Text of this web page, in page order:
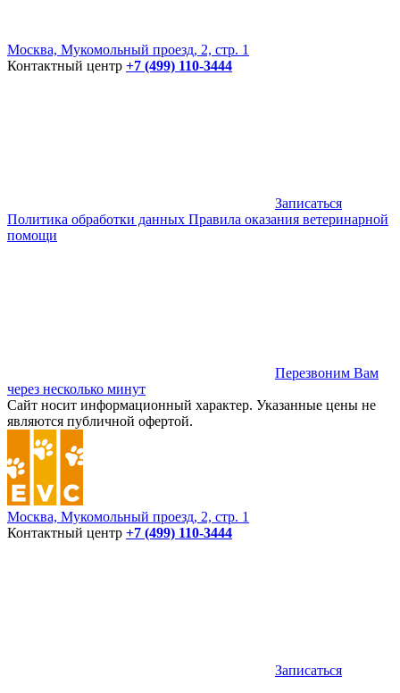
Москва, Мукомольный проезд, 2, стр. 1
Контактный центр +7 (499) 110-3444
Записаться
Политика обработки данных Правила оказания ветеринарной
помощи
Перезвоним Вам
через несколько минут
Сайт носит информационный характер. Указанные цены не
являются публичной офертой.
Москва, Мукомольный проезд, 2, стр. 1
Контактный центр +7 (499) 110-3444
Записаться